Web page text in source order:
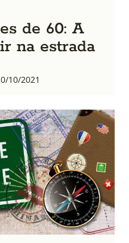
de 60: A
na estrada
10/2021